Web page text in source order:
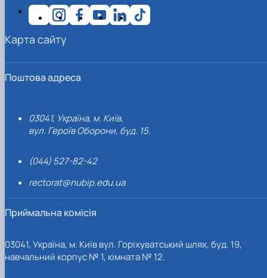
Поштова адреса
03041, Україна, м. Київ,
вул. Героїв Оборони, буд. 15.
(044) 527-82-42
rectorat@nubip.edu.ua
Приймальна комісія
03041, Україна, м. Київ вул. Горіхуватський шлях, буд. 19,
навчальний корпус № 1, кімната № 12.
Карта сайту